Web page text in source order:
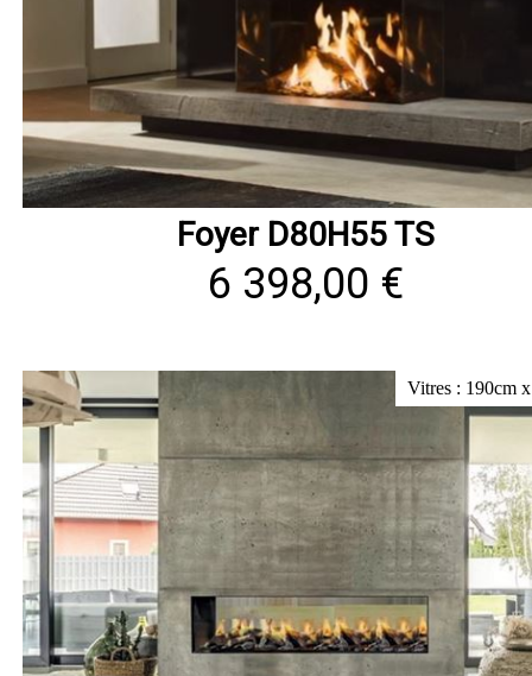
Foyer D80H55 TS
6 398,00 €
Vitres : 190cm